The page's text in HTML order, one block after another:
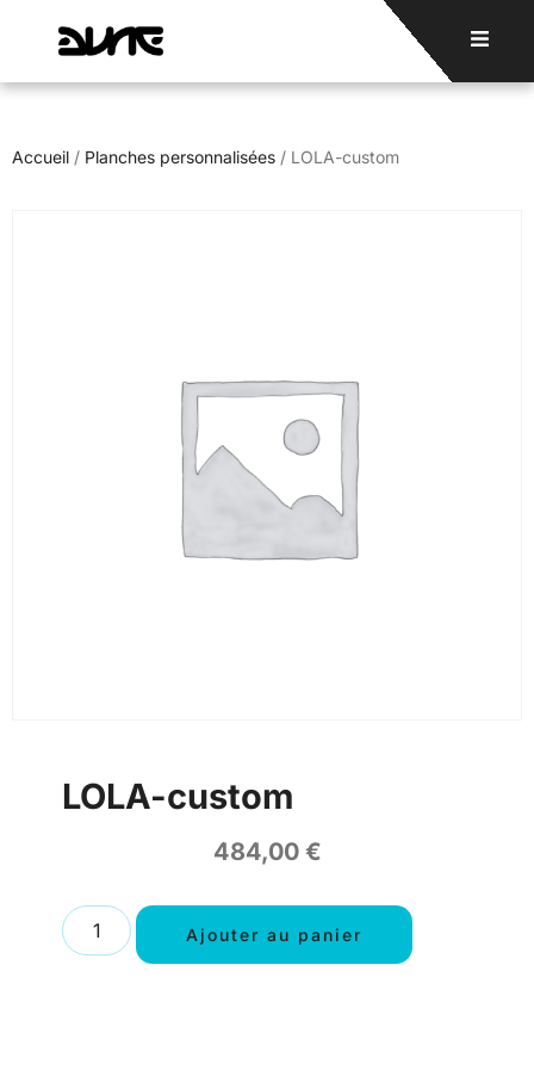
Accueil / Planches personnalisées / LOLA-custom
LOLA-custom
484,00 €
Ajouter au panier